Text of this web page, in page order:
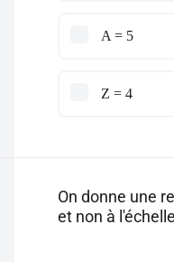
A = 5
Z = 4
On donne une
et non à